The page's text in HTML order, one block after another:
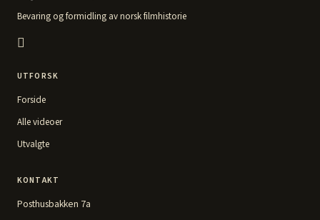
Bevaring og formidling av norsk filmhistorie
UTFORSK
Forside
Alle videoer
Utvalgte
KONTAKT
Posthusbakken 7a